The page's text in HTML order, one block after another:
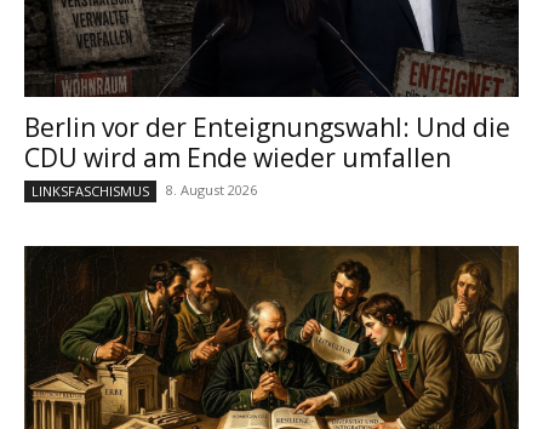
Berlin vor der Enteignungswahl: Und die
CDU wird am Ende wieder umfallen
LINKSFASCHISMUS 8. August 2026